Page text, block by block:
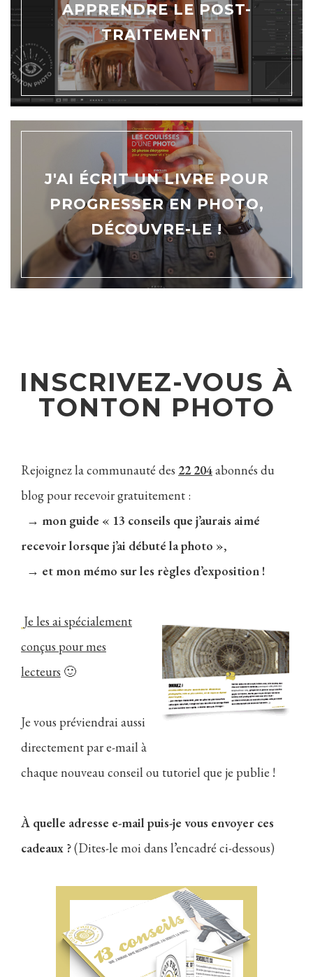
APPRENDRE LE POST-
TRAITEMENT
J'AI ÉCRIT UN LIVRE POUR
PROGRESSER EN PHOTO,
DÉCOUVRE-LE !
INSCRIVEZ-VOUS À
TONTON PHOTO
Rejoignez la communauté des 22 204abonnés du
blog pour recevoir gratuitement :
→ mon guide « 13 conseils que j’aurais aimé
recevoir lorsque j’ai débuté la photo »,
→ et mon mémo sur les règles d’exposition !
Je les ai spécialement
conçus pour mes
lecteurs 🙂
Je vous préviendrai aussi
directement par e-mail à
chaque nouveau conseil ou tutoriel que je publie !
À quelle adresse e-mail puis-je vous envoyer ces
cadeaux ?(Dites-le moi dans l’encadré ci-dessous)